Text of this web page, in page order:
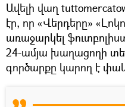
Ավելի վաղ
էր, որ «Վերդերը»
առաջարկել
24-ամյա խաղացողի
գործարքը կարող է